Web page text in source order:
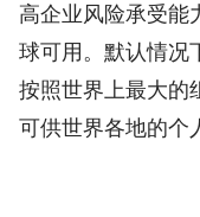
高企业风险承受能
球可用。默认情况
按照世界上最大的
可供世界各地的个